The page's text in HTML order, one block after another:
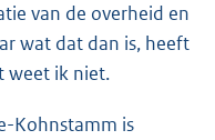
van de overheid en
wat dat dan is, heeft
weet ik niet.
Kohnstamm is